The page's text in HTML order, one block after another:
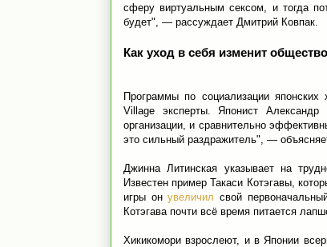
сферу виртуальным сексом, и тогда
будет", — рассуждает Дмитрий Ковпак.
Как уход в себя изменит общество
Программы по социализации
Village эксперты. Японист Александр
организации, и сравнительно
это сильный раздражитель", —
Джинна Литинская указывает на
Известен пример Такаси Котэгавы,
игры онувеличил свой
Котэгава почти всё время питается
Хикикомори взрослеют, и в Японии